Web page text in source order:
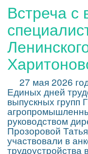
Движения
первых
Встреча
27 мая 2026
Единых дней
выпускных групп
руководством
Прозоровой
участвовали в